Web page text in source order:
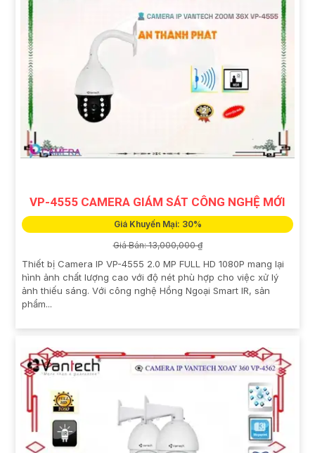
VP-4555 CAMERA GIÁM SÁT CÔNG NGHỆ MỚI
Giá Khuyến Mại: 30%
Giá Bán: 13,000,000 ₫
Thiết bị Camera IP VP-4555 2.0 MP FULL HD 1080P mang lại
hình ảnh chất lượng cao với độ nét phù hợp cho việc xử lý
ảnh thiếu sáng. Với công nghệ Hồng Ngoại Smart IR, sản
phẩm...